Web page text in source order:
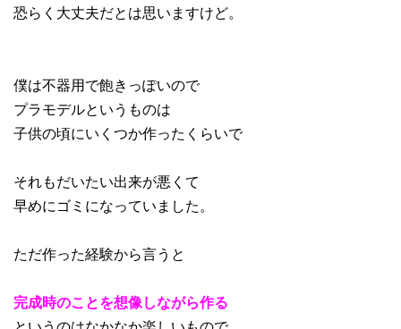
恐らく大丈夫だとは思いますけど。
僕は不器用で飽きっぽいので
プラモデルというものは
子供の頃にいくつか作ったくらいで
それもだいたい出来が悪くて
早めにゴミになっていました。
ただ作った経験から言うと
完成時のことを想像しながら作る